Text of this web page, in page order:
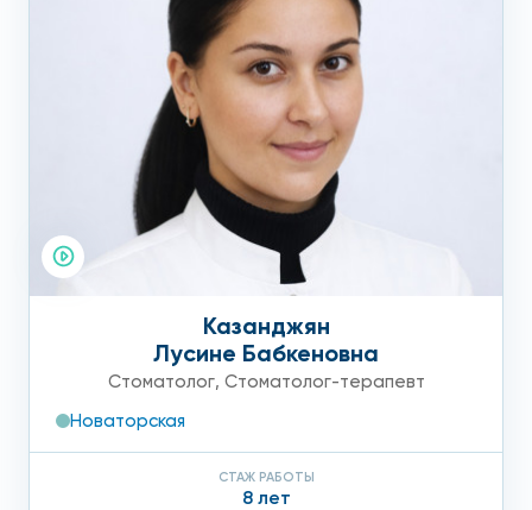
Казанджян
Лусине Бабкеновна
Стоматолог, Стоматолог-терапевт
Новаторская
СТАЖ РАБОТЫ
8 лет